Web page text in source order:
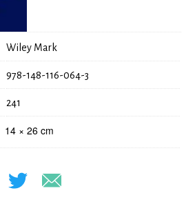
14 × 26 cm
Wiley Mark
978-148-116-064-3
241